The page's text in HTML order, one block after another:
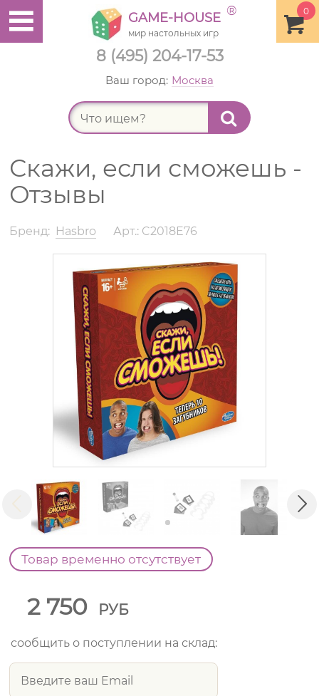
8 (495) 204-17-53
0
GAME-HOUSE ®
мир настольных игр
Ваш город: Москва
Скажи, если сможешь -
Отзывы
Бренд: Hasbro Арт.: C2018E76
Товар временно отсутствует
2 750 РУБ
сообщить о поступлении на склад: